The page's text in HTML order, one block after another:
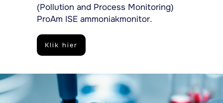
(Pollution and Process Monitoring)
ProAm ISE ammoniakmonitor.
Klik hier